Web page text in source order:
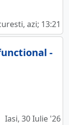
azi; 13:21
-
Iasi, 30 Iulie '26